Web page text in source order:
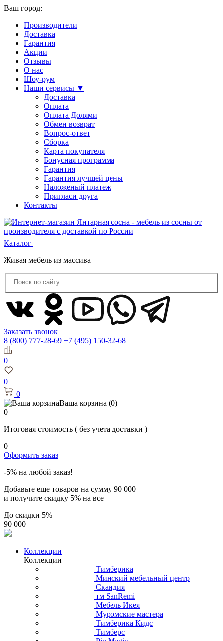
Ваш город:
Производители
Доставка
Гарантия
Акции
Отзывы
О нас
Шоу-рум
Наши сервисы ▼
Доставка
Оплата
Оплата Долями
Обмен возврат
Вопрос-ответ
Сборка
Карта покупателя
Бонусная программа
Гарантия
Гарантия лучшей цены
Наложеный платеж
Пригласи друга
Контакты
Каталог
Живая мебель из массива
Заказать звонок
8 (800) 777-28-69 +7 (495) 150-32-68
0
0
0
Ваша корзина (0)
0
Итоговая стоимость ( без учета доставки )
0
Оформить заказ
-5% на любой заказ!
Добавьте еще товаров на сумму 90 000
и получите скидку 5% на все
До скидки 5%
90 000
Коллекции
Коллекции
Тимберика
Минский мебельный центр
Скандия
тм SanRemi
Мебель Икея
Муромские мастера
Тимберика Кидс
Тимберс